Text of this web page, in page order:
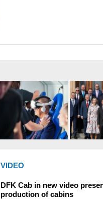
VIDEO
DFK Cab in new video
production of cabins